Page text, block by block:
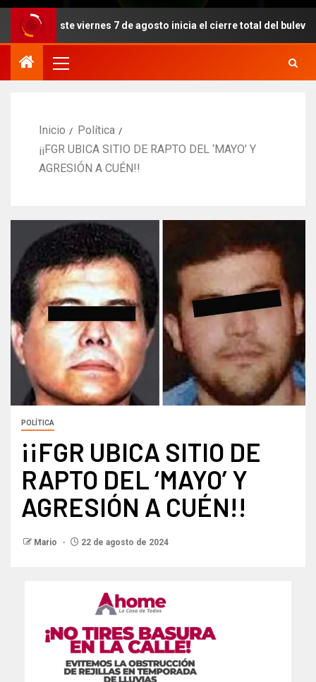
Este viernes 7 de agosto inicia el cierre total del bulevar Pedro
Inicio
Política
¡¡FGR UBICA SITIO DE RAPTO DEL ‘MAYO’ Y
AGRESIÓN A CUÉN!!
POLÍTICA
¡¡FGR UBICA SITIO DE
RAPTO DEL ‘MAYO’ Y
AGRESIÓN A CUÉN!!
Mario 22 de agosto de 2024